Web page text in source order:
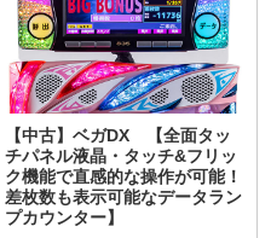
【中古】ベガDX 【全面タッ
チパネル液晶・タッチ&フリッ
ク機能で直感的な操作が可能！
差枚数も表示可能なデータラン
プカウンター】